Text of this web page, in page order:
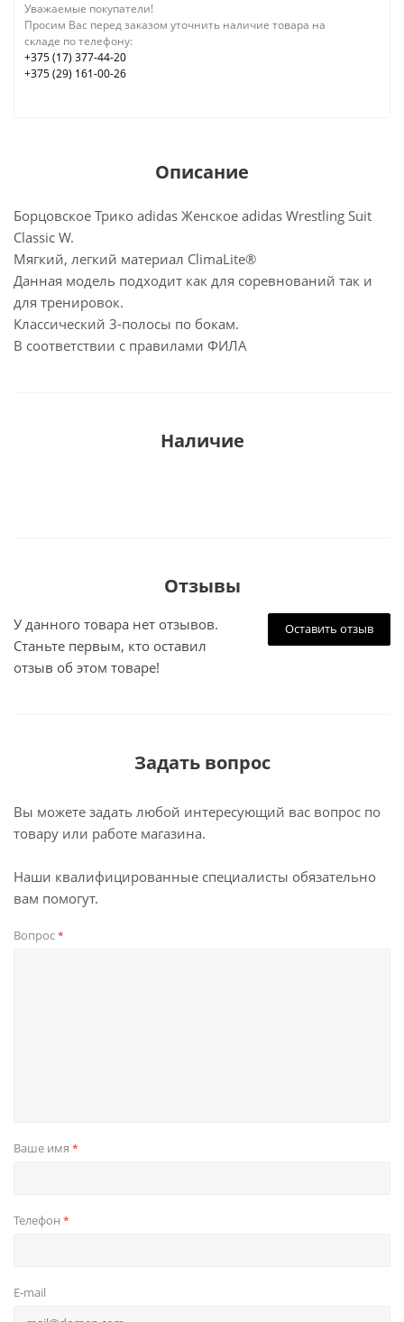
Уважаемые покупатели!
Просим Вас перед заказом уточнить наличие товара на
складе по телефону:
+375 (17) 377-44-20
+375 (29) 161-00-26
Описание
Борцовское Трико adidas Женское adidas Wrestling Suit
Classic W.
Mягкий, легкий материал ClimaLite®
Данная модель подходит как для соревнований так и
для тренировок.
Классический 3-полосы по бокам.
В соответствии с правилами ФИЛА
Наличие
Отзывы
Оставить отзыв
У данного товара нет отзывов.
Станьте первым, кто оставил
отзыв об этом товаре!
Задать вопрос
Вы можете задать любой интересующий вас вопрос по
товару или работе магазина.
Наши квалифицированные специалисты обязательно
вам помогут.
Вопрос*
Ваше имя *
Телефон *
E-mail